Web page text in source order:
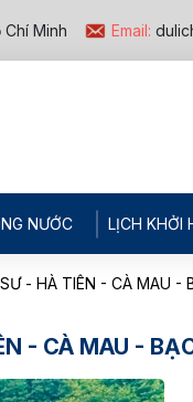
Chí Minh Email:
NƯỚC LỊCH KHỞI
- HÀ TIÊN - CÀ MAU -
- CÀ MAU -